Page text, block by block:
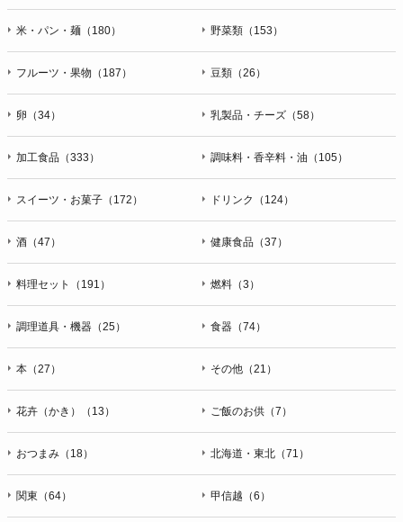
米・パン・麺（180） 野菜類（153）
フルーツ・果物（187） 豆類（26）
卵（34） 乳製品・チーズ（58）
加工食品（333） 調味料・香辛料・油（105）
スイーツ・お菓子（172） ドリンク（124）
酒（47） 健康食品（37）
料理セット（191） 燃料（3）
調理道具・機器（25） 食器（74）
本（27） その他（21）
花卉（かき）（13） ご飯のお供（7）
おつまみ（18） 北海道・東北（71）
関東（64） 甲信越（6）